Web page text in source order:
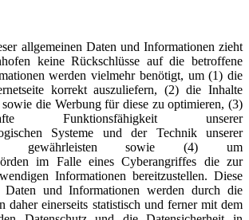
allgemeinen Daten und Informationen zieht
keine Rückschlüsse auf die betroffene
werden vielmehr benötigt, um (1) die
korrekt auszuliefern, (2) die Inhalte
sowie die Werbung für diese zu optimieren, (3)
Funktionsfähigkeit unserer
Systeme und der Technik unserer
gewährleisten sowie (4) um
im Falle eines Cyberangriffes die zur
Informationen bereitzustellen. Diese
Daten und Informationen werden durch die
daher einerseits statistisch und ferner mit dem